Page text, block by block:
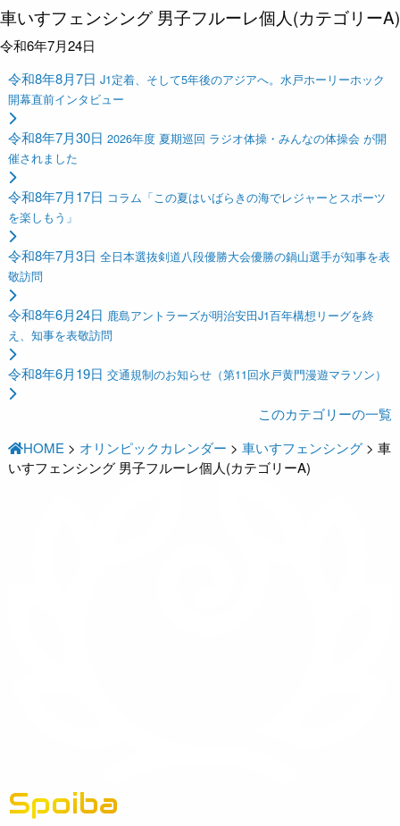
車いすフェンシング 男子フルーレ個人(カテゴリーA)
令和6年7月24日
令和8年8月7日 J1定着、そして5年後のアジアへ。水戸ホーリーホック
開幕直前インタビュー
令和8年7月30日 2026年度 夏期巡回 ラジオ体操・みんなの体操会 が開
催されました
令和8年7月17日 コラム「この夏はいばらきの海でレジャーとスポーツ
を楽しもう」
令和8年7月3日 全日本選抜剣道八段優勝大会優勝の鍋山選手が知事を表
敬訪問
令和8年6月24日 鹿島アントラーズが明治安田J1百年構想リーグを終
え、知事を表敬訪問
令和8年6月19日 交通規制のお知らせ（第11回水戸黄門漫遊マラソン）
このカテゴリーの一覧
HOME > オリンピックカレンダー >車いすフェンシング >車
いすフェンシング 男子フルーレ個人(カテゴリーA)
Spoiba